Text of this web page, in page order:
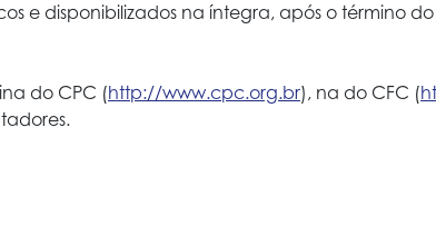
e disponibilizados na íntegra, após o término
do CPC (http://www.cpc.org.br), na do CFC (